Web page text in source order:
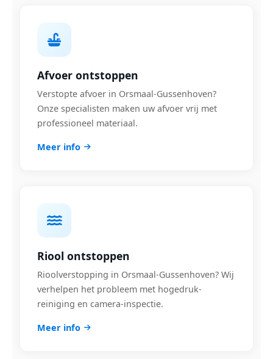
Afvoer ontstoppen
Verstopte afvoer in Orsmaal-Gussenhoven?
Onze specialisten maken uw afvoer vrij met
professioneel materiaal.
Meer info
Riool ontstoppen
Rioolverstopping in Orsmaal-Gussenhoven? Wij
verhelpen het probleem met hogedruk-
reiniging en camera-inspectie.
Meer info